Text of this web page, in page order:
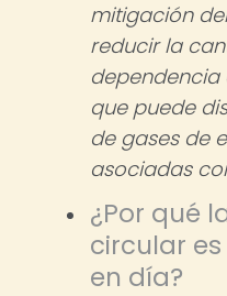
mitigación
reducir la
dependencia
que puede
de gases de
asociadas
¿Por qué
circular
en día?